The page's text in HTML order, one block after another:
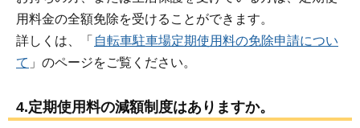
用料金の全額免除を受けることができます。
詳しくは、「 自転車駐車場定期使用料の免除申請につい
て 」のページをご覧ください。
4.定期使用料の減額制度はありますか。